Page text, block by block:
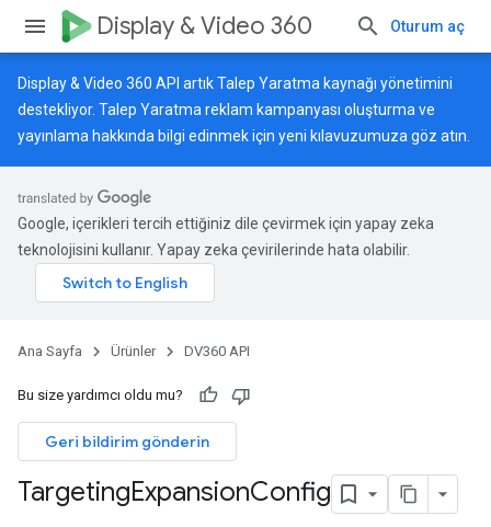
Display & Video 360 Oturum aç
Display & Video 360 API artık Talep Yaratma kaynağı yönetimini
destekliyor. Talep Yaratma reklam kampanyası oluşturma ve
yayınlama hakkında bilgi edinmek için yeni kılavuzumuza göz atın.
Google, içerikleri tercih ettiğiniz dile çevirmek için yapay zeka
teknolojisini kullanır. Yapay zeka çevirilerinde hata olabilir.
Ana Sayfa Ürünler DV360 API
Bu size yardımcı oldu mu?
Geri bildirim gönderin
TargetingExpansionConfig